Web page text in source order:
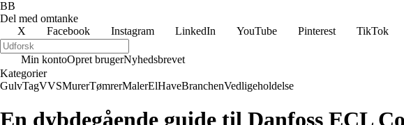
BB
Del med omtanke
X
Facebook Instagram LinkedIn YouTube Pinterest TikTok
Min kontoOpret brugerNyhedsbrevet
Kategorier
GulvTagVVSMurerTømrerMalerElHaveBranchenVedligeholdelse
En dybdegående guide til Danfoss ECL